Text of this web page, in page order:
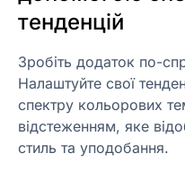
тенденцій
Зробіть додаток по-
Налаштуйте свої
спектру кольорових
відстеженням, яке
стиль та уподобання.